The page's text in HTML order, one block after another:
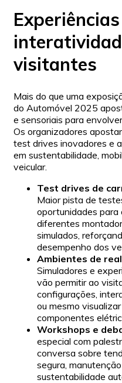
visitantes
Mais do que uma
do Automóvel 2025
e sensoriais para
Os organizadores
test drives inovadores e
em sustentabilidade,
veicular.
Test drives de
Maior pista de
oportunidades para
diferentes
simulados,
desempenho dos
Ambientes de
Simuladores e
vão permitir ao
configurações,
ou mesmo
componentes
Workshops e
especial com
conversa sobre
segura,
sustentabilidade